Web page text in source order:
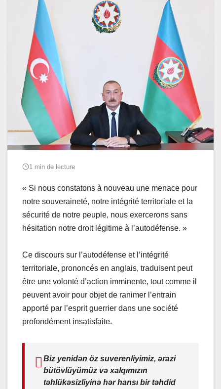
1 min de lecture
« Si nous constatons à nouveau une menace pour
notre souveraineté, notre intégrité territoriale et la
sécurité de notre peuple, nous exercerons sans
hésitation notre droit légitime à l’autodéfense. »
Ce discours sur l’autodéfense et l’intégrité
territoriale, prononcés en anglais, traduisent peut
être une volonté d’action imminente, tout comme il
peuvent avoir pour objet de ranimer l’entrain
apporté par l’esprit guerrier dans une société
profondément insatisfaite.
Biz yenidən öz suverenliyimiz, ərazi
bütövlüyümüz və xalqımızın
təhlükəsizliyinə hər hansı bir təhdid